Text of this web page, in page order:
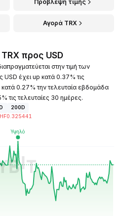
Πρόβλεψη τιμής
Αγορά TRX
προς USD
στην τιμή των
έχει up κατά 0.37% τις
0.27% την τελευταία εβδομάδα
τις τελευταίες 30 ημέρες.
200D
0.325441
08, 13:56 GMT+0